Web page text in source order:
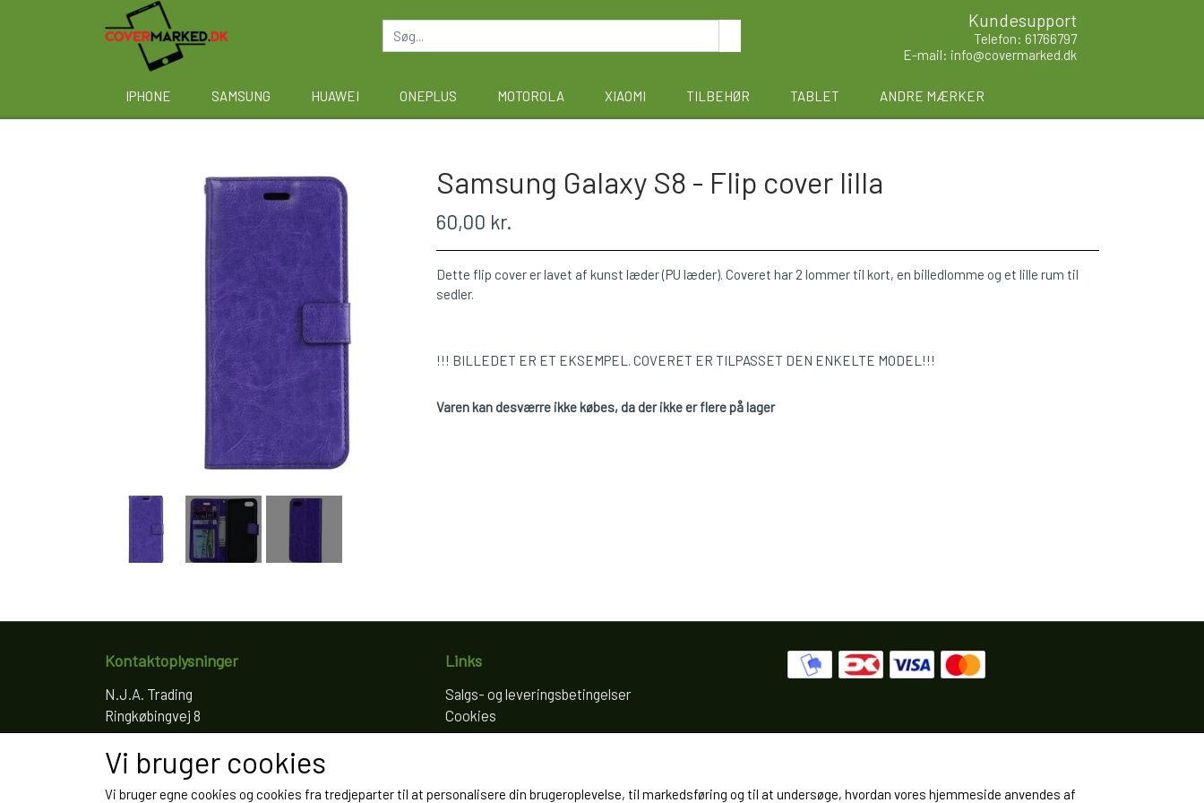
Kundesupport
Telefon: 61766797
E-mail: info@covermarked.dk
IPHONE SAMSUNG HUAWEI ONEPLUS MOTOROLA XIAOMI TILBEHØR TABLET ANDRE MÆRKER
Samsung Galaxy S8 - Flip cover lilla
60,00 kr.
Dette flip cover er lavet af kunst læder (PU læder). Coveret har 2 lommer til kort, en billedlomme og et lille rum til
sedler.
!!! BILLEDET ER ET EKSEMPEL. COVERET ER TILPASSET DEN ENKELTE MODEL!!!
Varen kan desværre ikke købes, da der ikke er flere på lager
Kontaktoplysninger
N.J.A. Trading
Ringkøbingvej 8
4200 Slagelse
Telefon: 61766797
CVR: 35022155
Links
Salgs- og leveringsbetingelser
Cookies
Fortrydelse og reklamation
Vi bruger cookies
Vi bruger egne cookies og cookies fra tredjeparter til at personalisere din brugeroplevelse, til markedsføring og til at undersøge, hvordan vores hjemmeside anvendes af